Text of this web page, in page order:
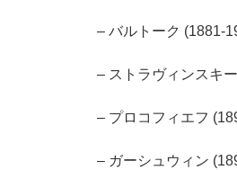
– バルトーク (1881-
– ストラヴィンスキ
– プロコフィエフ
– ガーシュウィン